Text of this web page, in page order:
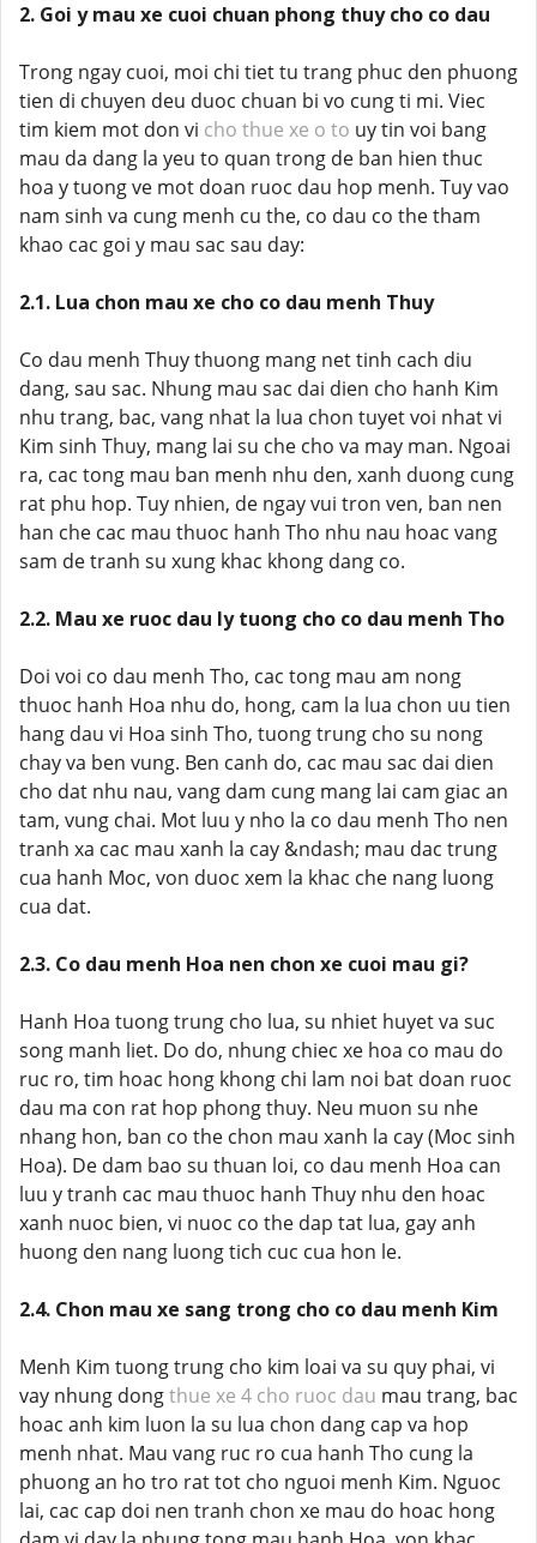
2. Goi y mau xe cuoi chuan phong thuy cho co dau
Trong ngay cuoi, moi chi tiet tu trang phuc den phuong
tien di chuyen deu duoc chuan bi vo cung ti mi. Viec
tim kiem mot don vi cho thue xe o to uy tin voi bang
mau da dang la yeu to quan trong de ban hien thuc
hoa y tuong ve mot doan ruoc dau hop menh. Tuy vao
nam sinh va cung menh cu the, co dau co the tham
khao cac goi y mau sac sau day:
2.1. Lua chon mau xe cho co dau menh Thuy
Co dau menh Thuy thuong mang net tinh cach diu
dang, sau sac. Nhung mau sac dai dien cho hanh Kim
nhu trang, bac, vang nhat la lua chon tuyet voi nhat vi
Kim sinh Thuy, mang lai su che cho va may man. Ngoai
ra, cac tong mau ban menh nhu den, xanh duong cung
rat phu hop. Tuy nhien, de ngay vui tron ven, ban nen
han che cac mau thuoc hanh Tho nhu nau hoac vang
sam de tranh su xung khac khong dang co.
2.2. Mau xe ruoc dau ly tuong cho co dau menh Tho
Doi voi co dau menh Tho, cac tong mau am nong
thuoc hanh Hoa nhu do, hong, cam la lua chon uu tien
hang dau vi Hoa sinh Tho, tuong trung cho su nong
chay va ben vung. Ben canh do, cac mau sac dai dien
cho dat nhu nau, vang dam cung mang lai cam giac an
tam, vung chai. Mot luu y nho la co dau menh Tho nen
tranh xa cac mau xanh la cay &ndash; mau dac trung
cua hanh Moc, von duoc xem la khac che nang luong
cua dat.
2.3. Co dau menh Hoa nen chon xe cuoi mau gi?
Hanh Hoa tuong trung cho lua, su nhiet huyet va suc
song manh liet. Do do, nhung chiec xe hoa co mau do
ruc ro, tim hoac hong khong chi lam noi bat doan ruoc
dau ma con rat hop phong thuy. Neu muon su nhe
nhang hon, ban co the chon mau xanh la cay (Moc sinh
Hoa). De dam bao su thuan loi, co dau menh Hoa can
luu y tranh cac mau thuoc hanh Thuy nhu den hoac
xanh nuoc bien, vi nuoc co the dap tat lua, gay anh
huong den nang luong tich cuc cua hon le.
2.4. Chon mau xe sang trong cho co dau menh Kim
Menh Kim tuong trung cho kim loai va su quy phai, vi
vay nhung dongthue xe 4 cho ruoc dau mau trang, bac
hoac anh kim luon la su lua chon dang cap va hop
menh nhat. Mau vang ruc ro cua hanh Tho cung la
phuong an ho tro rat tot cho nguoi menh Kim. Nguoc
lai, cac cap doi nen tranh chon xe mau do hoac hong